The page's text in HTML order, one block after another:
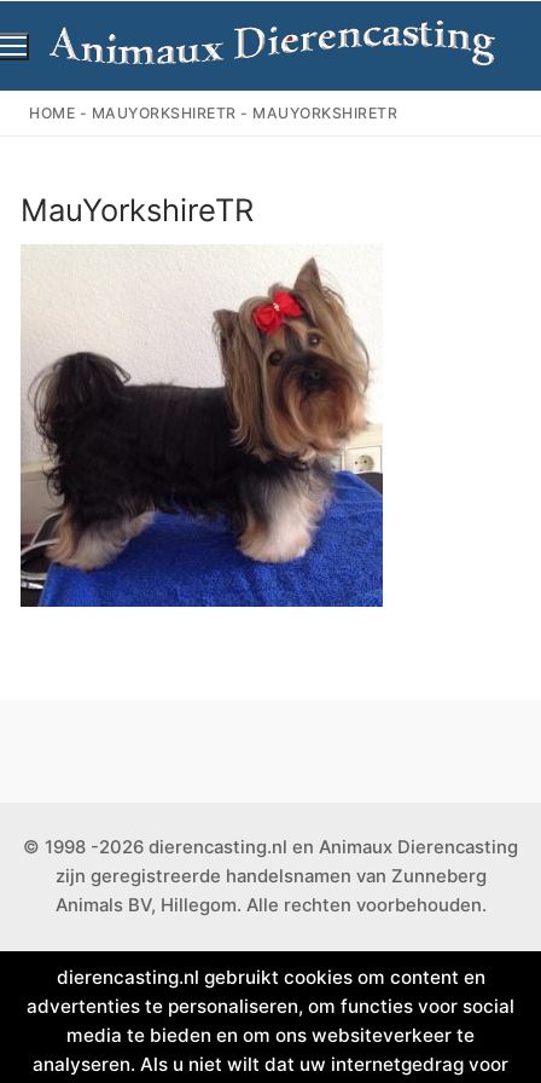
naar
inhoud
HOME - MAUYORKSHIRETR - MAUYORKSHIRETR
MauYorkshireTR
© 1998 -2026 dierencasting.nl en Animaux Dierencasting
zijn geregistreerde handelsnamen van Zunneberg
Animals BV, Hillegom. Alle rechten voorbehouden.
dierencasting.nl gebruikt cookies om content en
advertenties te personaliseren, om functies voor social
media te bieden en om ons websiteverkeer te
analyseren. Als u niet wilt dat uw internetgedrag voor